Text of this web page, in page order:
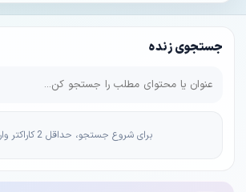
جستجوی زنده
برای شروع جستجو، حداقل 2 کاراکتر وارد کن